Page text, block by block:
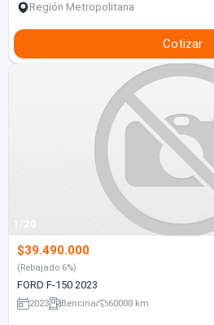
Región Metropolitana
Cotizar
1/20
$39.490.000
(Rebajado 6%)
FORD F-150 2023
2023 Bencina 60000 km